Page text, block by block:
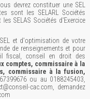
devrez constituer une SEL
sont les SELARL Sociétés
SELAS Sociétés d'Exercice
et d'optimisation de votre
de renseignements et pour
fiscal, conseil en droit des
comptes, commissaire à la
commissaire à la fusion,
ou au 0188245403,
cac.com, demandez